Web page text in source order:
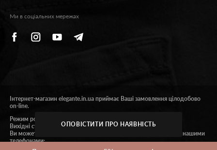
ОПОВІСТИТИ ПРО НАЯВНІСТЬ
Ми в соціальних мережах
Інтернет-магазин elegante.in.ua приймає Ваші замовлення цілодобово
on-line.
Режим роботи 9:00 - 18:00.
Вихідні субота та неділя.
Ви можете отримати консультацію або зробити замовлення за нашими
телефонами:
+380732024444